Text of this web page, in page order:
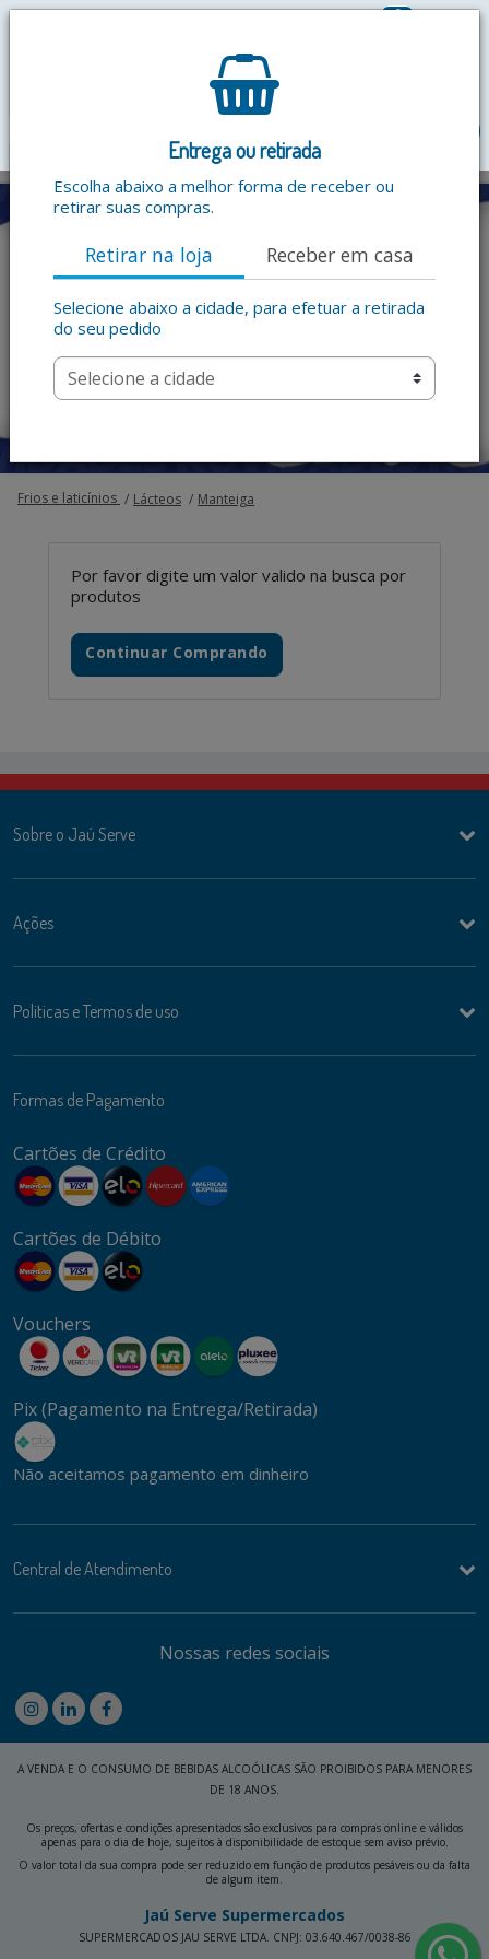
0
Entrega ou retirada
Escolha abaixo a melhor forma de receber ou
retirar suas compras.
Retirar na loja Receber em casa
Selecione abaixo a cidade, para efetuar a retirada
do seu pedido
Frios e laticínios Lácteos Manteiga
Por favor digite um valor valido na busca por
produtos
Continuar Comprando
Sobre o Jaú Serve
Ações
Politicas e Termos de uso
Formas de Pagamento
Cartões de Crédito
Cartões de Débito
Vouchers
Pix (Pagamento na Entrega/Retirada)
Não aceitamos pagamento em dinheiro
Central de Atendimento
Nossas redes sociais
A VENDA E O CONSUMO DE BEBIDAS ALCOÓLICAS SÃO PROIBIDOS PARA MENORES
DE 18 ANOS.
Os preços, ofertas e condições apresentados são exclusivos para compras online e válidos
apenas para o dia de hoje, sujeitos à disponibilidade de estoque sem aviso prévio.
O valor total da sua compra pode ser reduzido em função de produtos pesáveis ou da falta
de algum item.
Jaú Serve Supermercados
SUPERMERCADOS JAU SERVE LTDA. CNPJ: 03.640.467/0038-86